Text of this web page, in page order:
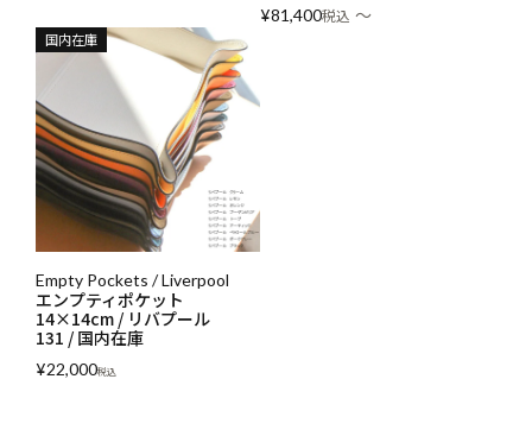
¥81,400税込 〜
Empty Pockets / Liverpool
エンプティポケット
14×14cm / リバプール
131 / 国内在庫
国内在庫
¥22,000税込